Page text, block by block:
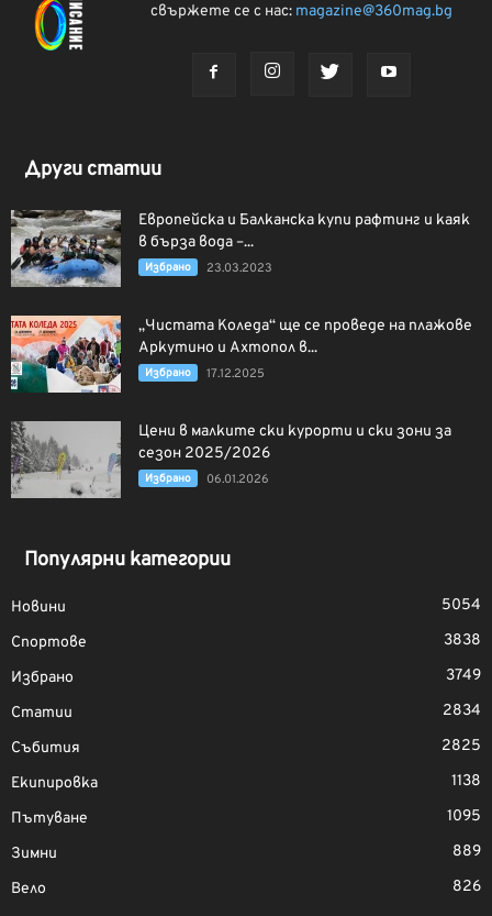
свържете се с нас: magazine@360mag.bg
Други статии
Европейска и Балканска купи рафтинг и каяк
в бърза вода –...
Избрано 23.03.2023
„Чистата Коледа“ ще се проведе на плажове
Аркутино и Ахтопол в...
Избрано 17.12.2025
Цени в малките ски курорти и ски зони за
сезон 2025/2026
Избрано 06.01.2026
Популярни категории
Новини
5054
Спортове
3838
Избрано
3749
Статии
2834
Събития
2825
Екипировка
1138
Пътуване
1095
Зимни
889
Вело
826